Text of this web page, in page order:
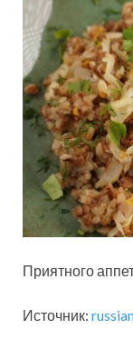
Приятного
Источник: